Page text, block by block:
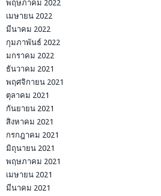
พฤษภาคม 2022
เมษายน 2022
มีนาคม 2022
กุมภาพันธ์ 2022
มกราคม 2022
ธันวาคม 2021
พฤศจิกายน 2021
ตุลาคม 2021
กันยายน 2021
สิงหาคม 2021
กรกฎาคม 2021
มิถุนายน 2021
พฤษภาคม 2021
เมษายน 2021
มีนาคม 2021